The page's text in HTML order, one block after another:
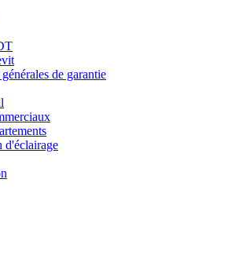
de garantie
d'éclairage